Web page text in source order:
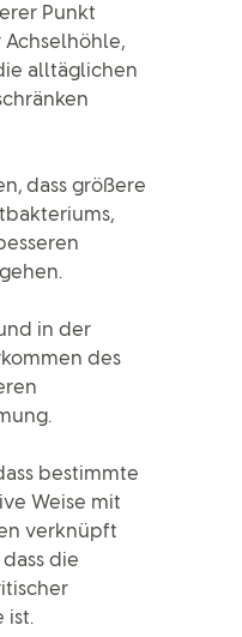
Punkt
alltäglichen
dass größere
in der
des
bestimmte
Weise mit
verknüpft
die
ist.